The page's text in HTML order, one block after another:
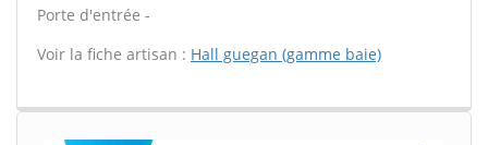
Porte d'entrée -
Voir la fiche artisan : Hall guegan (gamme baie)